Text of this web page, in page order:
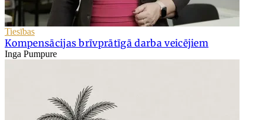
Tiesības
Kompensācijas brīvprātīgā darba veicējiem
Inga Pumpure